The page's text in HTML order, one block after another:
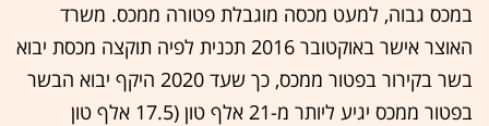
במכס גבוה, למעט מכסה מוגבלת פטורה ממכס. משרד
האוצר אישר באוקטובר 2016 תכנית לפיה תוקצה מכסת יבוא
בשר בקירור בפטור ממכס, כך שעד 2020 היקף יבוא הבשר
בפטור ממכס יגיע ליותר מ-21 אלף טון (17.5 אלף טון